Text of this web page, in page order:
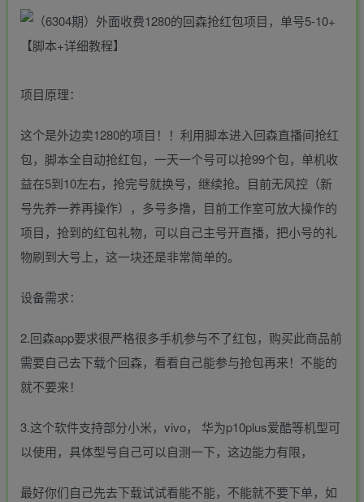
项目原理：
这个是外边卖1280的项目！！利用脚本进入回森直播间抢红
包，脚本全自动抢红包，一天一个号可以抢99个包，单机收
益在5到10左右，抢完号就换号，继续抢。目前无风控（新
号先养一养再操作），多号多撸，目前工作室可放大操作的
项目，抢到的红包礼物，可以自己主号开直播，把小号的礼
物刷到大号上，这一块还是非常简单的。
设备需求：
2.回森app要求很严格很多手机参与不了红包，购买此商品前
需要自己去下载个回森，看看自己能参与抢包再来！不能的
就不要来！
3.这个软件支持部分小米，vivo， 华为p10plus爱酷等机型可
以使用，具体型号自己可以自测一下，这边能力有限，
最好你们自己先去下载试试看能不能，不能就不要下单，如